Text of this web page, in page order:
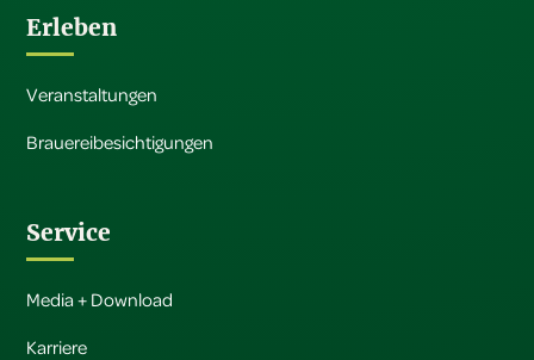
Erleben
Veranstaltungen
Brauereibesichtigungen
Service
Media + Download
Karriere